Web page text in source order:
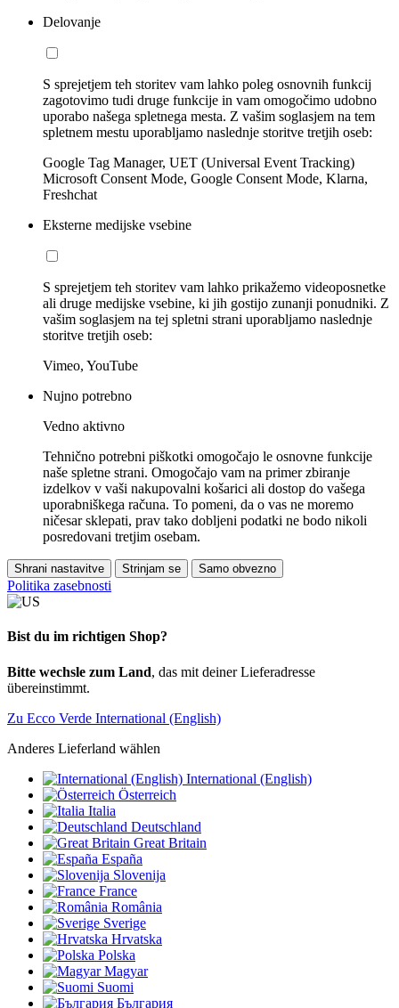
Delovanje
S sprejetjem teh storitev vam lahko poleg osnovnih funkcij
zagotovimo tudi druge funkcije in vam omogočimo udobno
uporabo našega spletnega mesta. Z vašim soglasjem na tem
spletnem mestu uporabljamo naslednje storitve tretjih oseb:
Google Tag Manager, UET (Universal Event Tracking)
Microsoft Consent Mode, Google Consent Mode, Klarna,
Freshchat
Eksterne medijske vsebine
S sprejetjem teh storitev vam lahko prikažemo videoposnetke
ali druge medijske vsebine, ki jih gostijo zunanji ponudniki. Z
vašim soglasjem na tej spletni strani uporabljamo naslednje
storitve tretjih oseb:
Vimeo, YouTube
Nujno potrebno
Vedno aktivno
Tehnično potrebni piškotki omogočajo le osnovne funkcije
naše spletne strani. Omogočajo vam na primer zbiranje
izdelkov v vaši nakupovalni košarici ali dostop do vašega
uporabniškega računa. To pomeni, da o vas ne moremo
ničesar sklepati, prav tako dobljeni podatki ne bodo nikoli
posredovani tretjim osebam.
Shrani nastavitve Strinjam se Samo obvezno
Politika zasebnosti
Bist du im richtigen Shop?
Bitte wechsle zum Land, das mit deiner Lieferadresse
übereinstimmt.
Zu Ecco Verde International (English)
Anderes Lieferland wählen
International (English)
Österreich
Italia
Deutschland
Great Britain
España
Slovenija
France
România
Sverige
Hrvatska
Polska
Magyar
Suomi
България